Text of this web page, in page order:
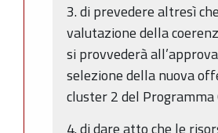
3. di prevedere altresì
valutazione della
si provvederà
selezione della nuova
cluster 2 del Programma
4. di dare atto che le